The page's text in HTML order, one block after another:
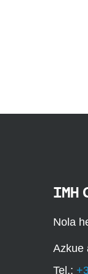
IMH
Nola
Azkue
Tel.: